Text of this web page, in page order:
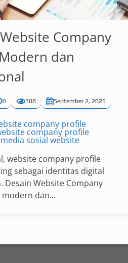
Company
dan
0 308 September 2, 2025
company profile
company profile
sosial website
website company profile
sebagai identitas digital
Desain Website Company
dan...